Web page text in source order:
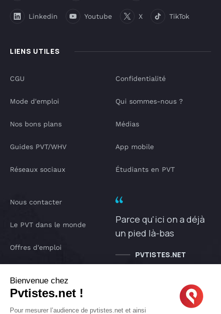
LIENS UTILES
Linkedin Youtube X TikTok
CGU
Mode d'emploi
Nos bons plans
Guides PVT/WHV
Réseaux sociaux
Confidentialité
Qui sommes-nous ?
Médias
App mobile
Étudiants en PVT
Nous contacter
Le PVT dans le monde
Offres d'emploi
IA pvtistes
Parce qu'ici on a déjà
un pied là-bas
PVTISTES.NET
Bienvenue chez
Pvtistes.net !
Pour mesurer l’audience de pvtistes.net et ainsi